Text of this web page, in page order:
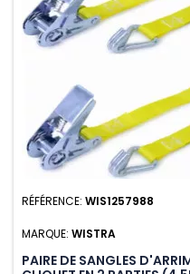
RÉFÉRENCE: WIS1257988
MARQUE: WISTRA
PAIRE DE SANGLES